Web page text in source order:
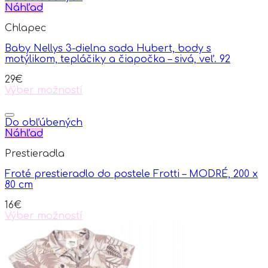
Náhľad
Chlapec
Baby Nellys 3-dielna sada Hubert, body s
motýlikom, tepláčiky a čiapočka – sivá, veľ. 92
29€
Výber možností
product
has
multiple
The
may
be
on
the
page
Do obľúbených
Náhľad
Prestieradla
Froté prestieradlo do postele Frotti – MODRÉ, 200 x
80 cm
16€
Výber možností
product
has
multiple